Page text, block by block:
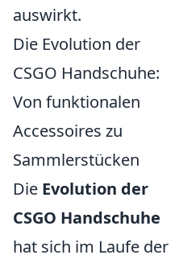
auswirkt.
Die Evolution der
CSGO Handschuhe:
Von funktionalen
Accessoires zu
Sammlerstücken
Die Evolution der
CSGO Handschuhe
hat sich im Laufe der